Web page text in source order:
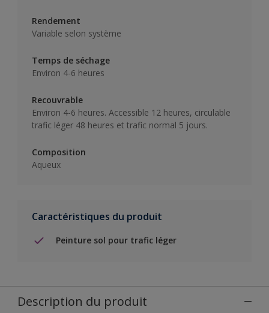
Rendement
Variable selon système
Temps de séchage
Environ 4-6 heures
Recouvrable
Environ 4-6 heures. Accessible 12 heures, circulable
trafic léger 48 heures et trafic normal 5 jours.
Composition
Aqueux
Caractéristiques du produit
Peinture sol pour trafic léger
Description du produit